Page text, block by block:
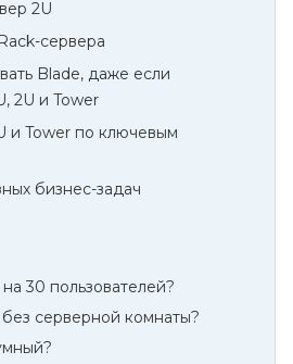
2U
Blade, даже если
2U и Tower
и Tower по ключевым
бизнес‑задач
30 пользователей?
серверной комнаты?